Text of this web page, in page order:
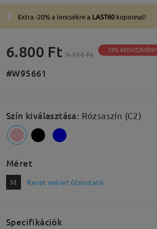
Extra -20% a lencsékre a LAST60 kuponnal!
6.800 Ft 9.121 Ft 25% KEDVEZMÉNY
#W95661
Szín kiválasztása: Rózsaszín (C2)
Méret
M Keret méret útmutató
Specifikációk